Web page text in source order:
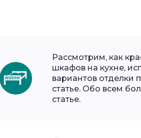
Рассмотрим, как
шкафов на кухне,
вариантов отделки
статье. Обо всем
статье.